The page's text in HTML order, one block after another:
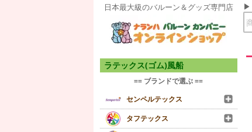
日本最大級のバルーン＆グッズ専門店
ラテックス(ゴム)風船
== ブランドで選ぶ ==
センペルテックス
タフテックス